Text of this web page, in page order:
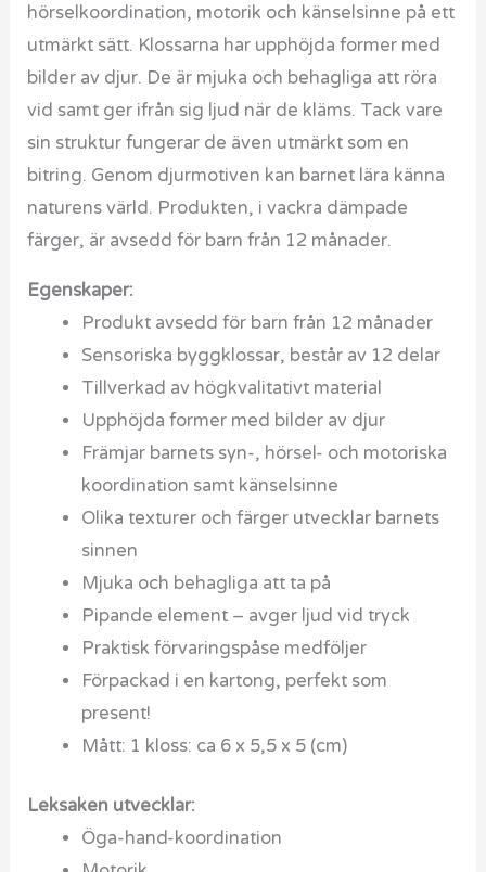
hörselkoordination, motorik och känselsinne på ett
utmärkt sätt. Klossarna har upphöjda former med
bilder av djur. De är mjuka och behagliga att röra
vid samt ger ifrån sig ljud när de kläms. Tack vare
sin struktur fungerar de även utmärkt som en
bitring. Genom djurmotiven kan barnet lära känna
naturens värld. Produkten, i vackra dämpade
färger, är avsedd för barn från 12 månader.
Egenskaper:
Produkt avsedd för barn från 12 månader
Sensoriska byggklossar, består av 12 delar
Tillverkad av högkvalitativt material
Upphöjda former med bilder av djur
Främjar barnets syn-, hörsel- och motoriska
koordination samt känselsinne
Olika texturer och färger utvecklar barnets
sinnen
Mjuka och behagliga att ta på
Pipande element – avger ljud vid tryck
Praktisk förvaringspåse medföljer
Förpackad i en kartong, perfekt som
present!
Mått: 1 kloss: ca 6 x 5,5 x 5 (cm)
Leksaken utvecklar:
Öga-hand-koordination